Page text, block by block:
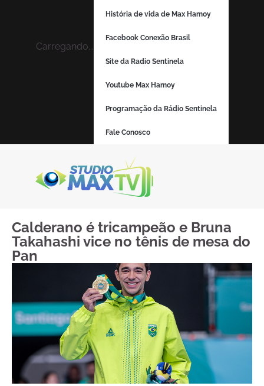
Carregando...
História de vida de Max Hamoy
Facebook Conexão Brasil
Site da Radio Sentinela
Youtube Max Hamoy
Programação da Rádio Sentinela
Fale Conosco
Calderano é tricampeão e Bruna
Takahashi vice no tênis de mesa do
Pan